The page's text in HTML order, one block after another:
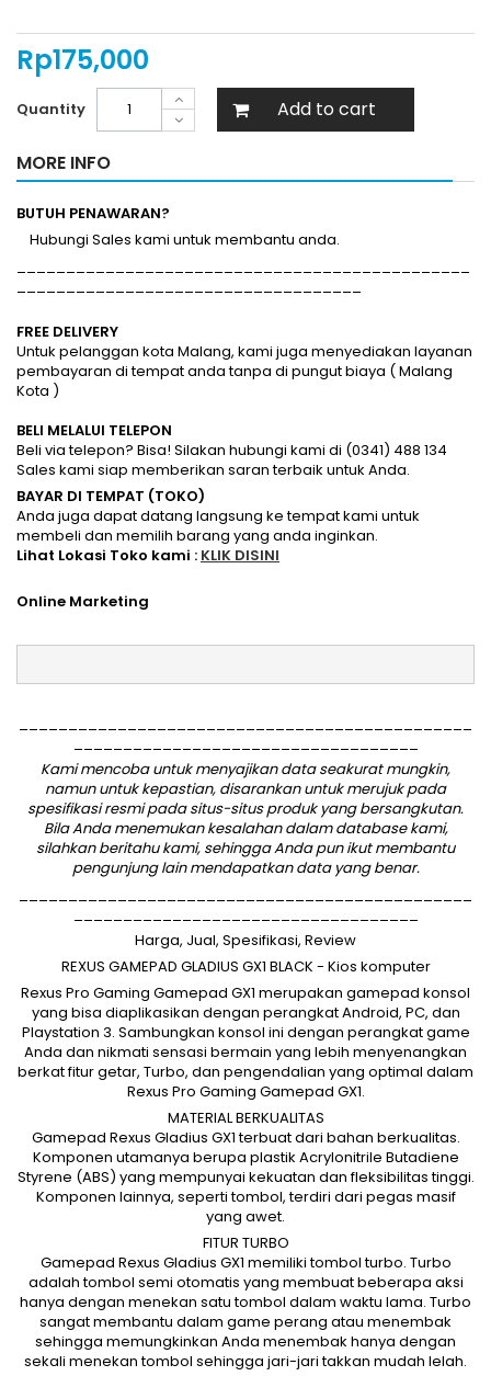
Rp‎175,000
Quantity Add to cart
MORE INFO
BUTUH PENAWARAN?
Hubungi Sales kami untuk membantu anda.
FREE DELIVERY
Untuk pelanggan kota Malang, kami juga menyediakan layanan
pembayaran di tempat anda tanpa di pungut biaya ( Malang
Kota )
BELI MELALUI TELEPON
Beli via telepon? Bisa! Silakan hubungi kami di (0341) 488 134
Sales kami siap memberikan saran terbaik untuk Anda.
BAYAR DI TEMPAT (TOKO)
Anda juga dapat datang langsung ke tempat kami untuk
membeli dan memilih barang yang anda inginkan.
Lihat Lokasi Toko kami : KLIK DISINI
Online Marketing
Kami mencoba untuk menyajikan data seakurat mungkin,
namun untuk kepastian, disarankan untuk merujuk pada
spesifikasi resmi pada situs-situs produk yang bersangkutan.
Bila Anda menemukan kesalahan dalam database kami,
silahkanberitahu kami, sehingga Anda pun ikut membantu
pengunjung lain mendapatkan data yang benar.
Harga, Jual, Spesifikasi, Review
REXUS GAMEPAD GLADIUS GX1 BLACK - Kios komputer
Rexus Pro Gaming Gamepad GX1 merupakan gamepad konsol
yang bisa diaplikasikan dengan perangkat Android, PC, dan
Playstation 3. Sambungkan konsol ini dengan perangkat game
Anda dan nikmati sensasi bermain yang lebih menyenangkan
berkat fitur getar, Turbo, dan pengendalian yang optimal dalam
Rexus Pro Gaming Gamepad GX1.
MATERIAL BERKUALITAS
Gamepad Rexus Gladius GX1 terbuat dari bahan berkualitas.
Komponen utamanya berupa plastik Acrylonitrile Butadiene
Styrene (ABS) yang mempunyai kekuatan dan fleksibilitas tinggi.
Komponen lainnya, seperti tombol, terdiri dari pegas masif
yang awet.
FITUR TURBO
Gamepad Rexus Gladius GX1 memiliki tombol turbo. Turbo
adalah tombol semi otomatis yang membuat beberapa aksi
hanya dengan menekan satu tombol dalam waktu lama. Turbo
sangat membantu dalam game perang atau menembak
sehingga memungkinkan Anda menembak hanya dengan
sekali menekan tombol sehingga jari-jari takkan mudah lelah.